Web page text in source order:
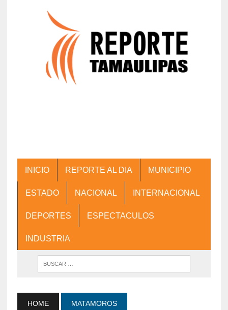
INICIO REPORTE AL DIA MUNICIPIO
ESTADO NACIONAL INTERNACIONAL
DEPORTES ESPECTACULOS
INDUSTRIA
HOME MATAMOROS